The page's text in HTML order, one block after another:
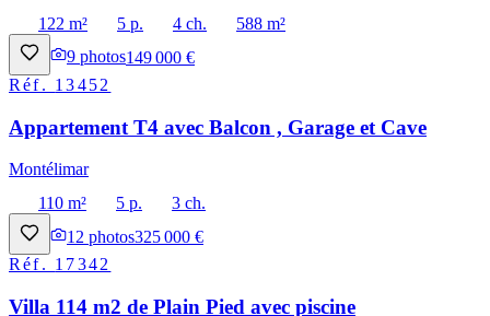
122 m²
5 p. 4 ch.
588 m²
9 photos149 000 €
Réf. 13452
Appartement T4 avec Balcon , Garage et Cave
Montélimar
110 m²
5 p.
3 ch.
12 photos325 000 €
Réf. 17342
Villa 114 m2 de Plain Pied avec piscine